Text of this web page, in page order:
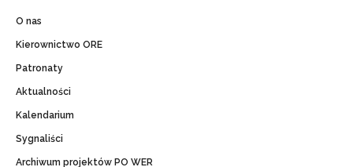
O nas
Kierownictwo ORE
Patronaty
Aktualności
Kalendarium
Sygnaliści
Archiwum projektów PO WER